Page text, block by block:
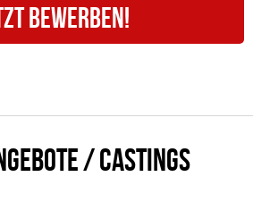
BEWERBEN!
/ CASTINGS